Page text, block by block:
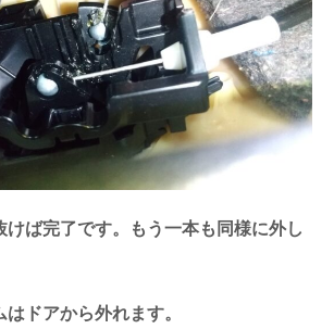
けば完了です。もう一本も同様に外し
ドアから外れます。